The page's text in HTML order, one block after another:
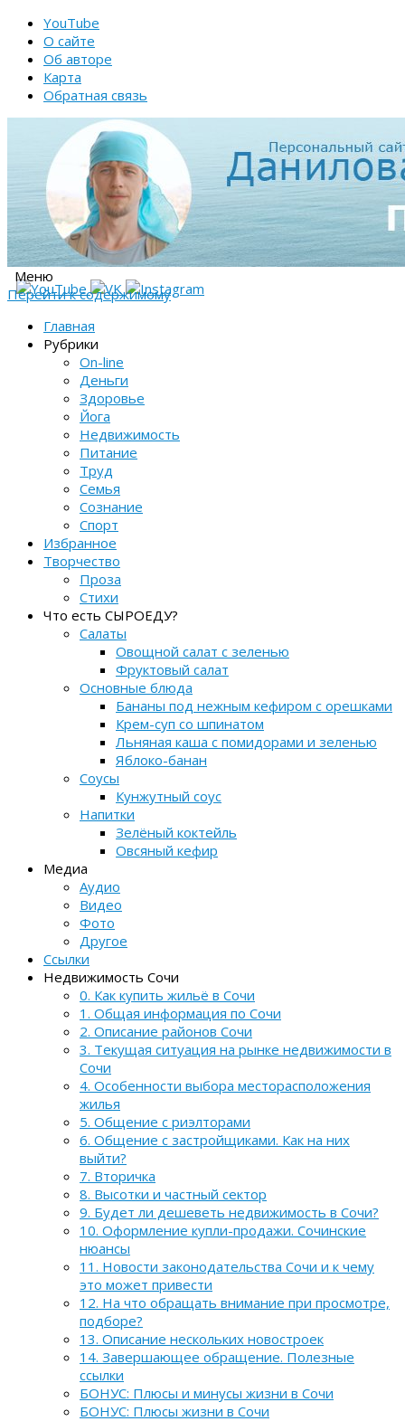
YouTube
О сайте
Об авторе
Карта
Обратная связь
Меню
Перейти к содержимому
Главная
Рубрики
On-line
Деньги
Здоровье
Йога
Недвижимость
Питание
Труд
Семья
Сознание
Спорт
Избранное
Творчество
Проза
Стихи
Что есть СЫРОЕДУ?
Салаты
Овощной салат с зеленью
Фруктовый салат
Основные блюда
Бананы под нежным кефиром с орешками
Крем-суп со шпинатом
Льняная каша с помидорами и зеленью
Яблоко-банан
Соусы
Кунжутный соус
Напитки
Зелёный коктейль
Овсяный кефир
Медиа
Аудио
Видео
Фото
Другое
Ссылки
Недвижимость Сочи
0. Как купить жильё в Сочи
1. Общая информация по Сочи
2. Описание районов Сочи
3. Текущая ситуация на рынке недвижимости в
Сочи
4. Особенности выбора месторасположения
жилья
5. Общение с риэлторами
6. Общение с застройщиками. Как на них
выйти?
7. Вторичка
8. Высотки и частный сектор
9. Будет ли дешеветь недвижимость в Сочи?
10. Оформление купли-продажи. Сочинские
нюансы
11. Новости законодательства Сочи и к чему
это может привести
12. На что обращать внимание при просмотре,
подборе?
13. Описание нескольких новостроек
14. Завершающее обращение. Полезные
ссылки
БОНУС: Плюсы и минусы жизни в Сочи
БОНУС: Плюсы жизни в Сочи